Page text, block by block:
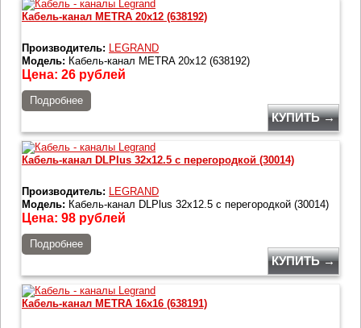
Кабель-канал METRA 20x12 (638192)
Производитель: LEGRAND
Модель: Кабель-канал METRA 20x12 (638192)
Цена: 26 рублей
Подробнее
КУПИТЬ →
Кабель-канал DLPlus 32x12.5 с перегородкой (30014)
Производитель: LEGRAND
Модель: Кабель-канал DLPlus 32x12.5 с перегородкой (30014)
Цена: 98 рублей
Подробнее
КУПИТЬ →
Кабель-канал METRA 16x16 (638191)